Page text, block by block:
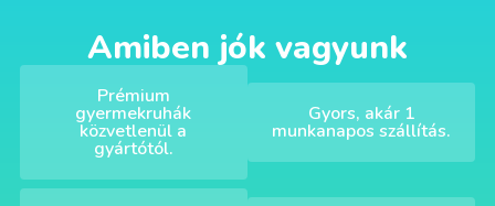
Amiben jók vagyunk
Prémium
gyermekruhák
közvetlenül a
gyártótól.
Gyors, akár 1
munkanapos szállítás.